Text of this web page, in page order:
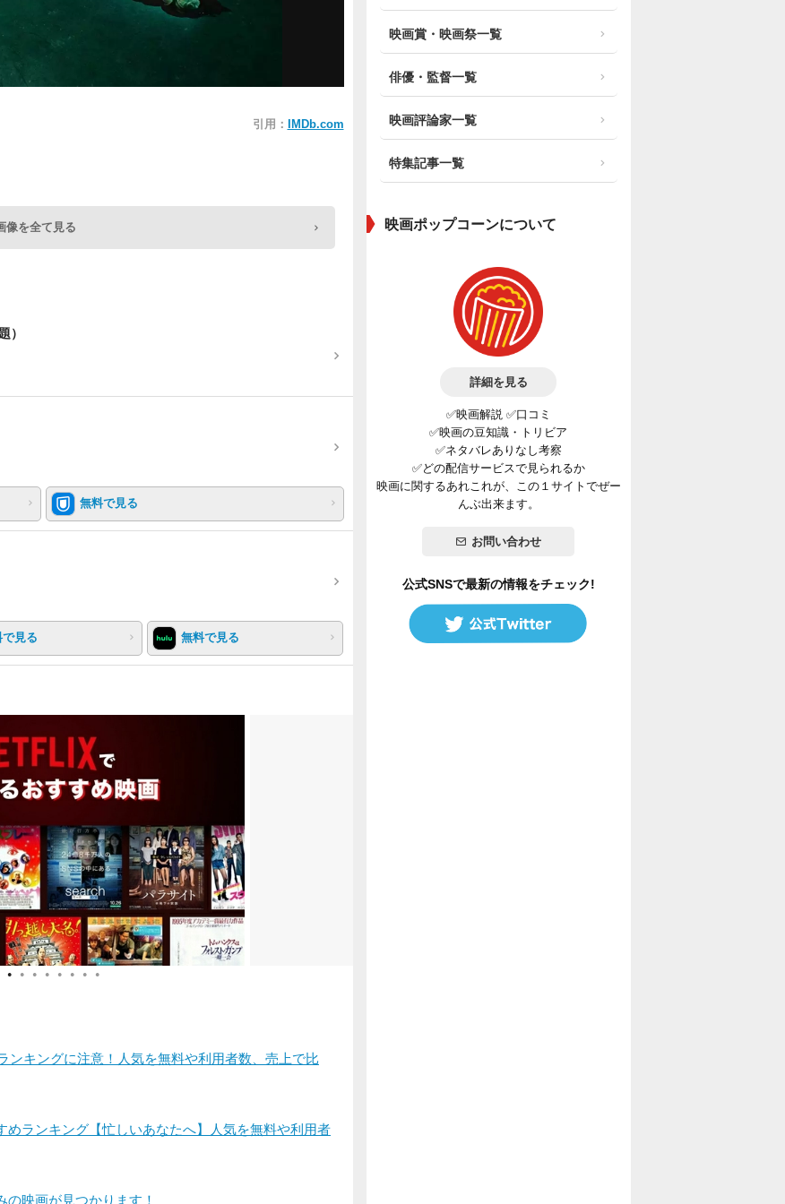
引用： IMDb.com
像を全て見る
）
無料で見る
見る 無料で見る
● ● ● ● ● ● ● ●
ンキングに注意！人気を無料や利用者数、売上で比
めランキング【忙しいあなたへ】人気を無料や利用者
映画が見つかります！
映画賞・映画祭一覧
俳優・監督一覧
映画評論家一覧
特集記事一覧
映画ポップコーンについて
詳細を見る
✅映画解説 ✅口コミ
✅映画の豆知識・トリビア
✅ネタバレありなし考察
✅どの配信サービスで見られるか
映画に関するあれこれが、この１サイトでぜー
んぶ出来ます。
お問い合わせ
公式SNSで最新の情報をチェック!